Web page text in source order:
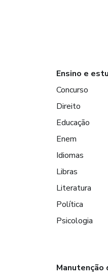
Ensino e
Concurso
Direito
Educação
Enem
Idiomas
Libras
Literatura
Política
Psicologia
Manutenção